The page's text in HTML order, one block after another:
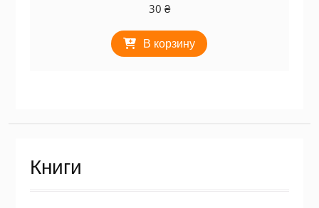
30 ₴
В корзину
Книги